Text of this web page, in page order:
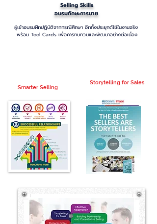
Selling Skills
อบรมทักษะการขาย
ผู้เข้าอบรมฝึกปฏิบัติจากกรณีศึกษา อีกทั้งประยุกต์ใช้ในงานจริง
พร้อม Tool Cards เพื่อการทบทวนและพัฒนาอย่างต่อเนื่อง
Smarter Selling
Storytelling for Sales